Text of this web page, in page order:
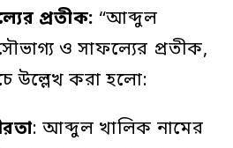
প্রতীক: “আব্দুল
ও সাফল্যের প্রতীক,
উল্লেখ করা হলো:
: আব্দুল খালিক নামের